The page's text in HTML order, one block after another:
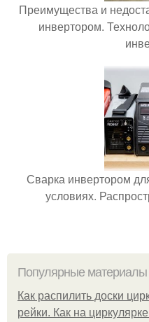
Преимущества и
инвертором.
Сварка инвертором
условиях.
Популярные материалы
Как распилить доски
рейки. Как на